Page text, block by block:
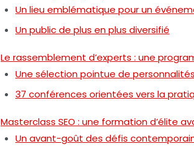
Un lieu emblématique pour un
Un public de plus en plus diversifié
Le rassemblement d’experts : une
Une sélection pointue de
37 conférences orientées vers la
Masterclass SEO : une formation d’élite
Un avant-goût des défis